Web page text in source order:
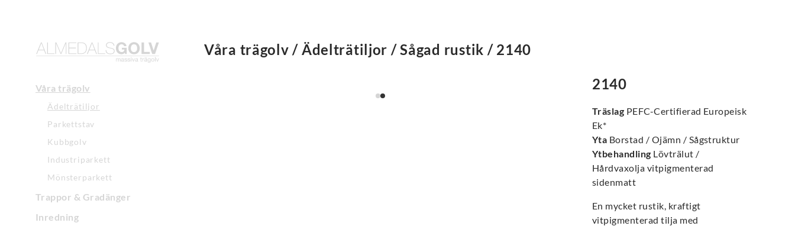
Våra trägolv
Ädelträtiljor
Parkettstav
Kubbgolv
Industriparkett
Mönsterparkett
Trappor & Gradänger
Inredning
Våra trägolv / Ädelträtiljor / Sågad rustik / 2140
2140
Träslag PEFC-Certifierad Europeisk
Ek*
Yta Borstad / Ojämn / Sågstruktur
Ytbehandling Lövträlut /
Hårdvaxolja vitpigmenterad
sidenmatt
En mycket rustik, kraftigt
vitpigmenterad tilja med